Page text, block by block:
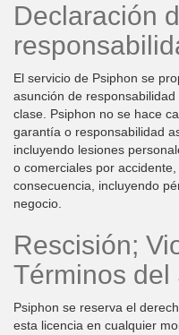
Declaración
El servicio de Psiphon se
asunción de
clase. Psiphon no se hace
garantía o responsabilidad
incluyendo lesiones
o comerciales por
consecuencia, incluyendo
negocio.
Rescisión;
Términos del
Psiphon se reserva el
esta licencia en cualquier